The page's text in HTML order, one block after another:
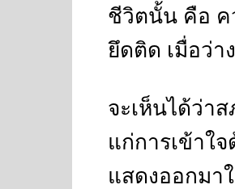
ชีวิตนั้น คือ ค
ยึดติด เมื่อว่า
จะเห็นได้ว่า
แก่การเข้าใ
แสดงออกมา